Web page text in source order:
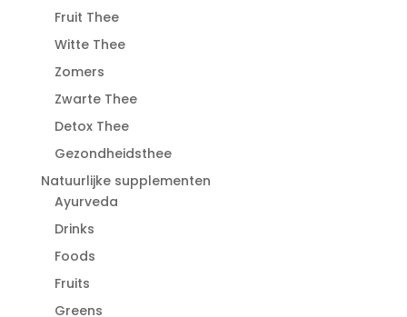
Fruit Thee
Witte Thee
Zomers
Zwarte Thee
Detox Thee
Gezondheidsthee
Natuurlijke supplementen
Ayurveda
Drinks
Foods
Fruits
Greens